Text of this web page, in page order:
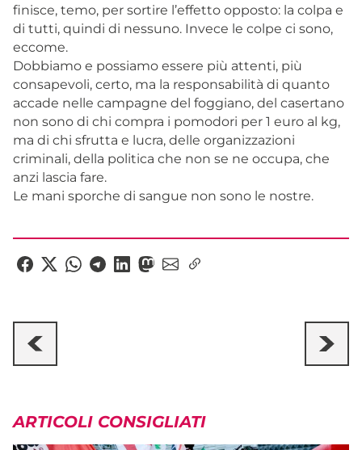
finisce, temo, per sortire l’effetto opposto: la colpa e
di tutti, quindi di nessuno. Invece le colpe ci sono,
eccome.
Dobbiamo e possiamo essere più attenti, più
consapevoli, certo, ma la responsabilità di quanto
accade nelle campagne del foggiano, del casertano
non sono di chi compra i pomodori per 1 euro al kg,
ma di chi sfrutta e lucra, delle organizzazioni
criminali, della politica che non se ne occupa, che
anzi lascia fare.
Le mani sporche di sangue non sono le nostre.
ARTICOLI CONSIGLIATI